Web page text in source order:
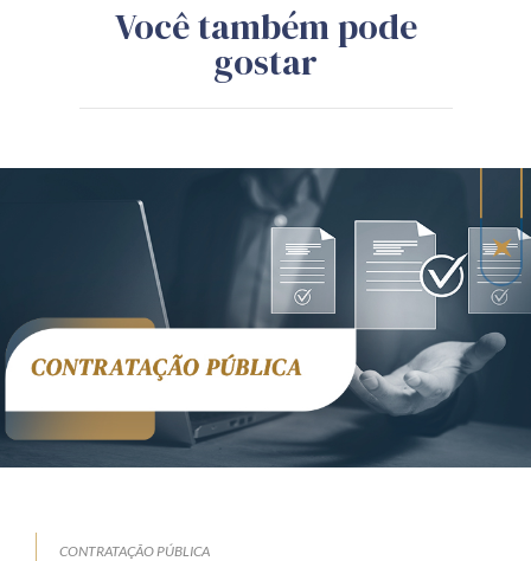
Você também pode
gostar
CONTRATAÇÃO PÚBLICA